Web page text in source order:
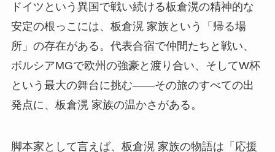
ドイツという異国で戦い続ける板倉滉の精神的な
安定の根っこには、板倉滉 家族という「帰る場
所」の存在がある。代表合宿で仲間たちと戦い、
ボルシアMGで欧州の強豪と渡り合い、そしてW杯
という最大の舞台に挑む——その旅のすべての出
発点に、板倉滉 家族の温かさがある。
脚本家として言えば、板倉滉 家族の物語は「応援